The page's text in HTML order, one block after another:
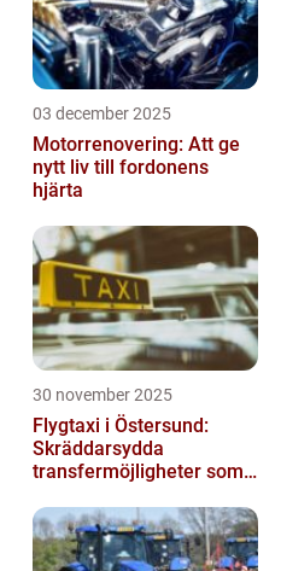
03 december 2025
Motorrenovering: Att ge
nytt liv till fordonens
hjärta
30 november 2025
Flygtaxi i Östersund:
Skräddarsydda
transfermöjligheter som